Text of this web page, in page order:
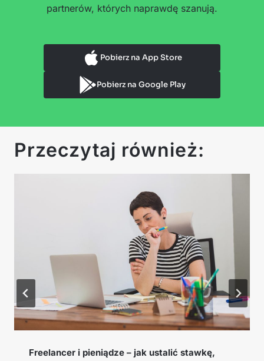
partnerów, których naprawdę szanują.
Pobierz na App Store
Pobierz na Google Play
Przeczytaj również:
Cookie window, EPC i konwersja – słowniczek